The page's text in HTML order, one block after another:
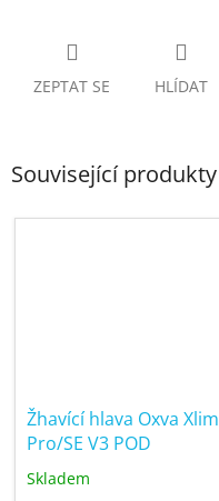
ZEPTAT SE HLÍDAT
Související produkty
Žhavící hlava Oxva Xlim
Pro/SE V3 POD
Průměrné
Skladem